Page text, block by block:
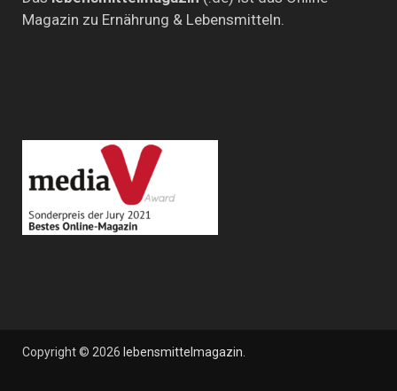
Magazin zu Ernährung & Lebensmitteln.
Copyright © 2026 lebensmittelmagazin